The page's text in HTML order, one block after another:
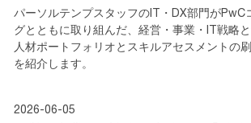
パーソルテンプスタッフのIT・DX部門がPwC
グとともに取り組んだ、経営・事業・IT戦略
人材ポートフォリオとスキルアセスメントの
を紹介します。
2026-06-05